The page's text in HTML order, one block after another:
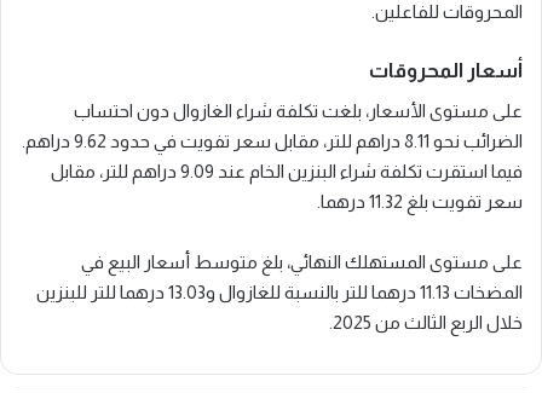
المحروقات للفاعلين.
أسعار المحروقات
على مستوى الأسعار، بلغت تكلفة شراء الغازوال دون احتساب
الضرائب نحو 8.11 دراهم للتر، مقابل سعر تفويت في حدود 9.62 دراهم.
فيما استقرت تكلفة شراء البنزين الخام عند 9.09 دراهم للتر، مقابل
سعر تفويت بلغ 11.32 درهما.
على مستوى المستهلك النهائي، بلغ متوسط أسعار البيع في
المضخات 11.13 درهما للتر بالنسبة للغازوال و13.03 درهما للتر للبنزين
خلال الربع الثالث من 2025.